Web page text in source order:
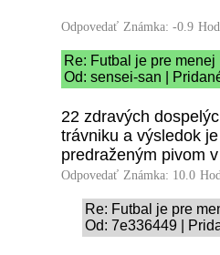
Odpovedať Známka: -0.9
Re: Futbal je pre
Od: sensei-san |
22 zdravých
trávniku a výsledok
predraženým pivom
Odpovedať Známka: 10.0
Re: Futbal je pre
Od: 7e336449 |